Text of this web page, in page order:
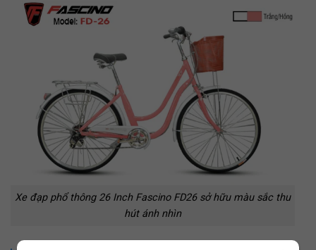
Xe đạp phổ thông 26 Inch Fascino FD26 sở hữu màu sắc thu
hút ánh nhìn